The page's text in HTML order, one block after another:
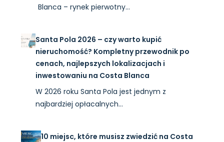
Blanca – rynek pierwotny…
Santa Pola 2026 – czy warto kupić
nieruchomość? Kompletny przewodnik po
cenach, najlepszych lokalizacjach i
inwestowaniu na Costa Blanca
W 2026 roku Santa Pola jest jednym z
najbardziej opłacalnych…
10 miejsc, które musisz zwiedzić na Costa